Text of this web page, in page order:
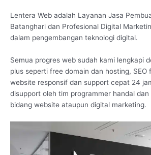
Lentera Web adalah Layanan Jasa
Batanghari dan Profesional Digital
dalam pengembangan teknologi digital.
Semua progres web sudah kami lengkapi
plus seperti free domain dan hosting, SEO
website responsif dan support cepat 24
disupport oleh tim programmer handal
bidang website ataupun digital marketing.